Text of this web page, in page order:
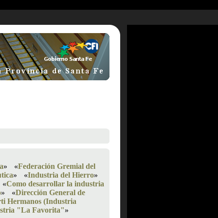
» «Federación Gremial del
» «Industria del Hierro»
«Como desarrollar la industria
» «Dirección General de
Hermanos (Industria
"La Favorita"»